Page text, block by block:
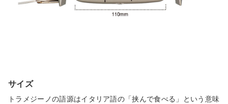
サイズ
トラメジーノの語源はイタリア語の「挟んで食べる」という意味